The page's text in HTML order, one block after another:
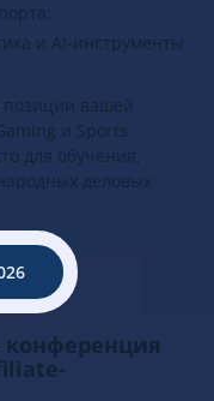
и AI-инструменты
позиции вашей
и Sports
для обучения,
деловых
конференция